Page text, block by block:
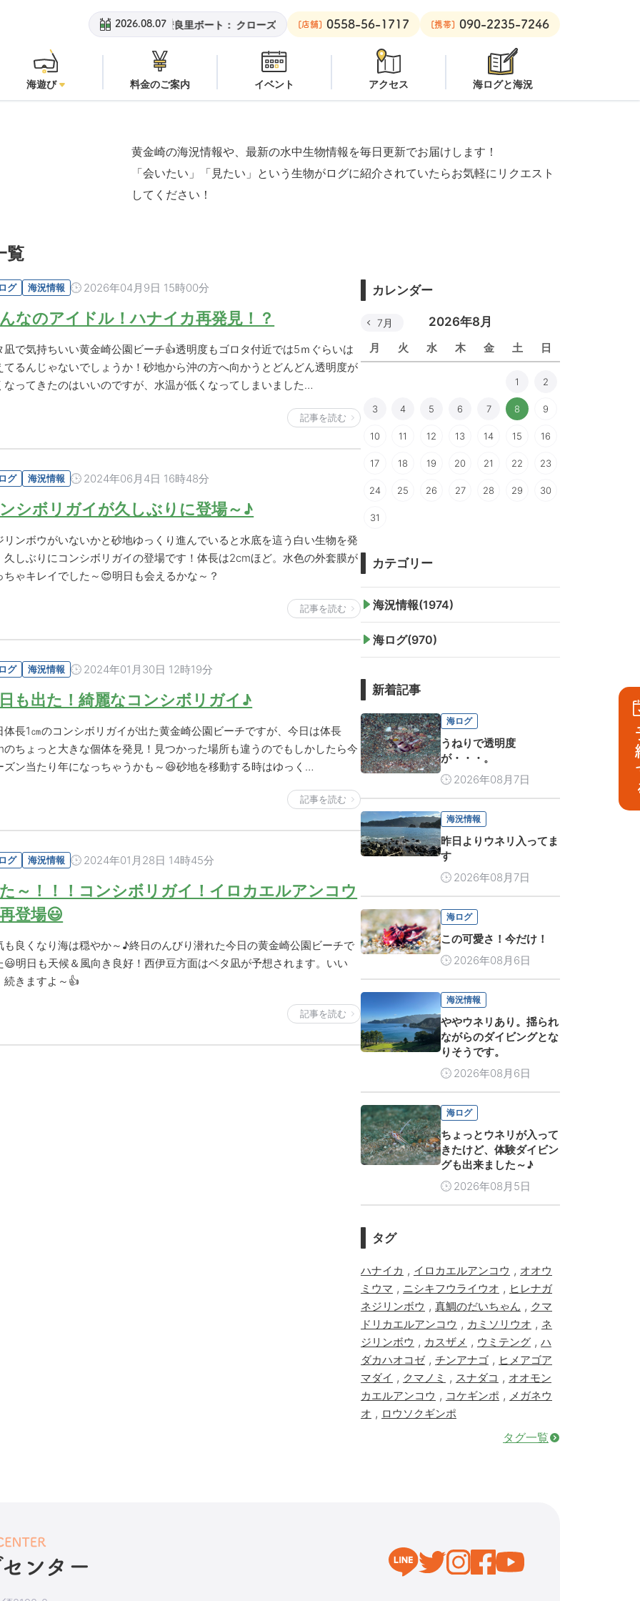
2026.08.07
黄金崎ビーチ： 潜水注意 安良里ボート： クローズ 黄金崎ビーチ：潜水注意 安良里ボート：クローズ
[店舗] 0558-56-1717 [携帯] 090-2235-7246
海遊び 料金のご案内 イベント アクセス 海ログと海況
黄金崎の海況情報や、最新の水中生物情報を毎日更新でお届けします！
「会いたい」「見たい」という生物がログに紹介されていたらお気軽にリクエスト
してください！
覧
グ 海況情報 2026年04月9日 15時00分
なのアイドル！ハナイカ再発見！？
凪で気持ちいい黄金崎公園ビーチ👍透明度もゴロタ付近では5ｍぐらいは
てるんじゃないでしょうか！砂地から沖の方へ向かうとどんどん透明度が
なってきたのはいいのですが、水温が低くなってしまいました…
記事を読む
グ 海況情報 2024年06月4日 16時48分
シボリガイが久しぶりに登場～♪
リンボウがいないかと砂地ゆっくり進んでいると水底を這う白い生物を発
久しぶりにコンシボリガイの登場です！体長は2cmほど。水色の外套膜が
ちゃキレイでした～😍明日も会えるかな～？
記事を読む
グ 海況情報 2024年01月30日 12時19分
も出た！綺麗なコンシボリガイ♪
体長1㎝のコンシボリガイが出た黄金崎公園ビーチですが、今日は体長
のちょっと大きな個体を発見！見つかった場所も違うのでもしかしたら今
ズン当たり年になっちゃうかも～😆砂地を移動する時はゆっく…
記事を読む
グ 海況情報 2024年01月28日 14時45分
～！！！コンシボリガイ！イロカエルアンコウ
登場😃
も良くなり海は穏やか～♪終日のんびり潜れた今日の黄金崎公園ビーチで
😃明日も天候＆風向き良好！西伊豆方面はベタ凪が予想されます。いい
続きますよ～👍
記事を読む
カレンダー
2026年8月
月 火 水 木 金 土 日
7月
1 2
3 4 5 6 7 8 9
10 11 12 13 14 15 16
17 18 19 20 21 22 23
24 25 26 27 28 29 30
31
カテゴリー
海況情報(1974)
海ログ(970)
新着記事
海ログ
うねりで透明度
が・・・。
2026年08月7日
海況情報
昨日よりウネリ入ってま
す
2026年08月7日
海ログ
この可愛さ！今だけ！
2026年08月6日
海況情報
ややウネリあり。揺られ
ながらのダイビングとな
りそうです。
2026年08月6日
海ログ
ちょっとウネリが入って
きたけど、体験ダイビン
グも出来ました～♪
2026年08月5日
タグ
ハナイカ , イロカエルアンコウ , オオウ
ミウマ , ニシキフウライウオ , ヒレナガ
ネジリンボウ , 真鯛のだいちゃん , クマ
ドリカエルアンコウ , カミソリウオ , ネ
ジリンボウ , カスザメ , ウミテング , ハ
ダカハオコゼ, チンアナゴ , ヒメアゴア
マダイ , クマノミ , スナダコ , オオモン
カエルアンコウ , コケギンポ , メガネウ
オ , ロウソクギンポ
タグ一覧